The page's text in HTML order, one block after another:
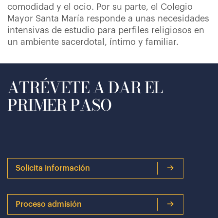
comodidad y el ocio. Por su parte, el Colegio
Mayor Santa María responde a unas necesidades
intensivas de estudio para perfiles religiosos en
un ambiente sacerdotal, íntimo y familiar.
ATRÉVETE A DAR EL
PRIMER PASO
Solicita información
Proceso admisión